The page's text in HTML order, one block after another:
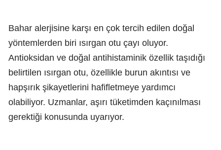
Bahar alerjisine karşı en çok tercih edilen doğal
yöntemlerden biri ısırgan otu çayı oluyor.
Antioksidan ve doğal antihistaminik özellik taşıdığı
belirtilen ısırgan otu, özellikle burun akıntısı ve
hapşırık şikayetlerini hafifletmeye yardımcı
olabiliyor. Uzmanlar, aşırı tüketimden kaçınılması
gerektiği konusunda uyarıyor.